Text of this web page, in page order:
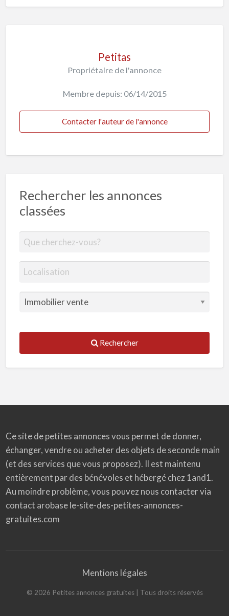
Petitas
Propriétaire de l'annonce
Membre depuis: 06/14/2015
Contacter l'auteur de l'annonce
Rechercher les annonces
classées
Rechercher
Ce site de petites annonces vous permet de donner,
échanger, vendre ou acheter des objets de seconde main
(et des services que vous proposez). Il est maintenu
entièrement par des bénévoles et hébergé chez 1and1.
Au moindre problème, vous pouvez nous contacter via
contact arobase le-site-des-petites-annonces-
gratuites.com
Mentions légales
© 2026 Petites annonces gratuites| Tous droits réservés